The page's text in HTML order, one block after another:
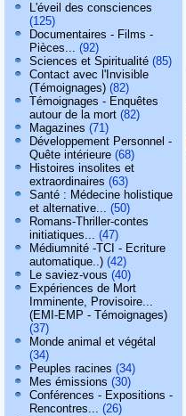
L'éveil des consciences
(125)
Documentaires - Films -
Pièces... (92)
Sciences et Spiritualité (85)
Contact avec l'Invisible
(Témoignages) (82)
Témoignages - Enquêtes
autour de la mort (82)
Magazines (71)
Développement Personnel -
Quête intérieure (68)
Histoires insolites et
extraordinaires (63)
Santé : Médecine holistique
et alternative... (50)
Romans-Thriller-contes
initiatiques... (47)
Médiumnité -TCI - Ecriture
automatique..) (42)
Le saviez-vous (40)
Expériences de Mort
Imminente, Provisoire...
(EMI-EMP - Témoignages)
(37)
Monde animal et végétal
(34)
Peuples racines (34)
Mes émissions (30)
Conférences - Expositions -
Rencontres... (26)